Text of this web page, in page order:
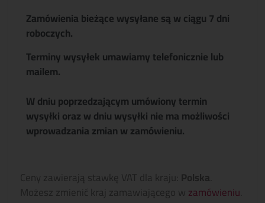
Zamówienia bieżące wysyłane są w ciągu 7 dni
roboczych.
Terminy wysyłek umawiamy telefonicznie lub
mailem.
W dniu poprzedzającym umówiony termin
wysyłki oraz w dniu wysyłki nie ma możliwości
wprowadzania zmian w zamówieniu.
Ceny zawierają stawkę VAT dla kraju: Polska
Możesz zmienić kraj zamawiającego wzamówieniu